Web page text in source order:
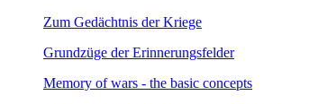
Zum Gedächtnis der Kriege
Grundzüge der Erinnerungsfelder
Memory of wars - the basic concepts